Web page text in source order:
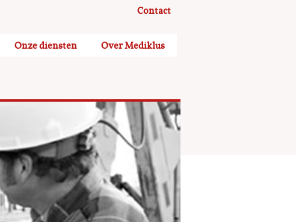
Contact
Onze diensten Over Mediklus